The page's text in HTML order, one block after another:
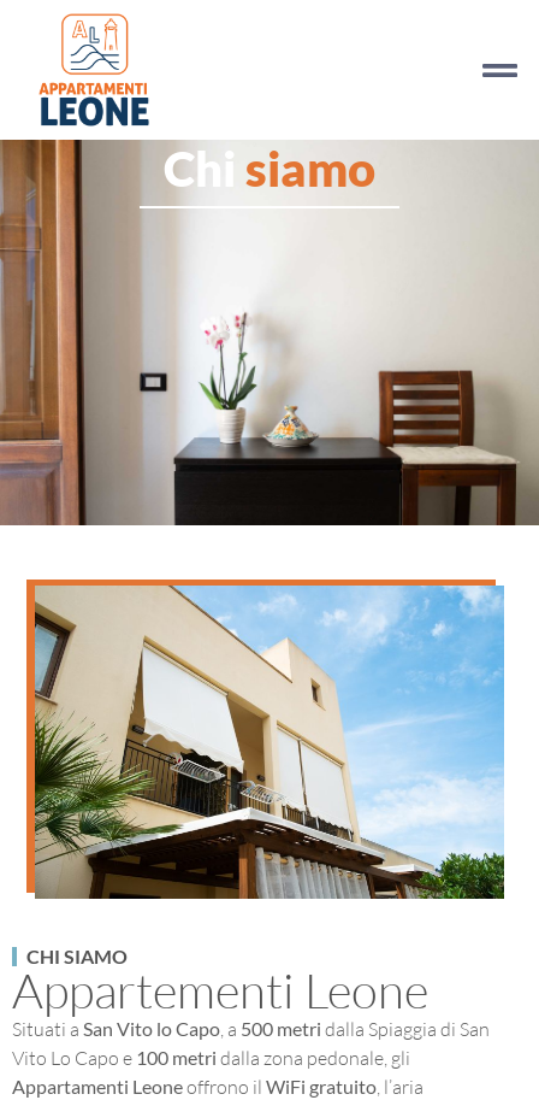
Chi siamo
CHI SIAMO
Appartementi Leone
Situati a San Vito lo Capo , a 500 metri dalla Spiaggia di San
Vito Lo Capo e 100 metri dalla zona pedonale, gli
Appartamenti Leoneoffrono il WiFi gratuito , l’aria